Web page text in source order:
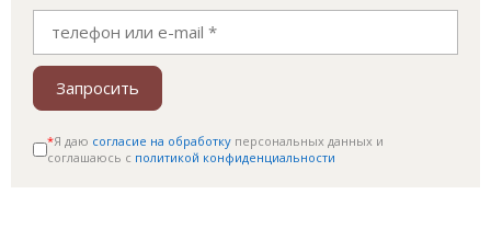
Запросить
*Я даю согласие на обработку персональных данных и
соглашаюсь c политикой конфиденциальности